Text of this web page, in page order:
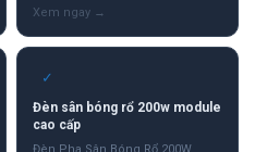
✓
Đèn sân bóng rổ 200w module
cao cấp
Đèn Pha Sân Bóng Rổ 200W